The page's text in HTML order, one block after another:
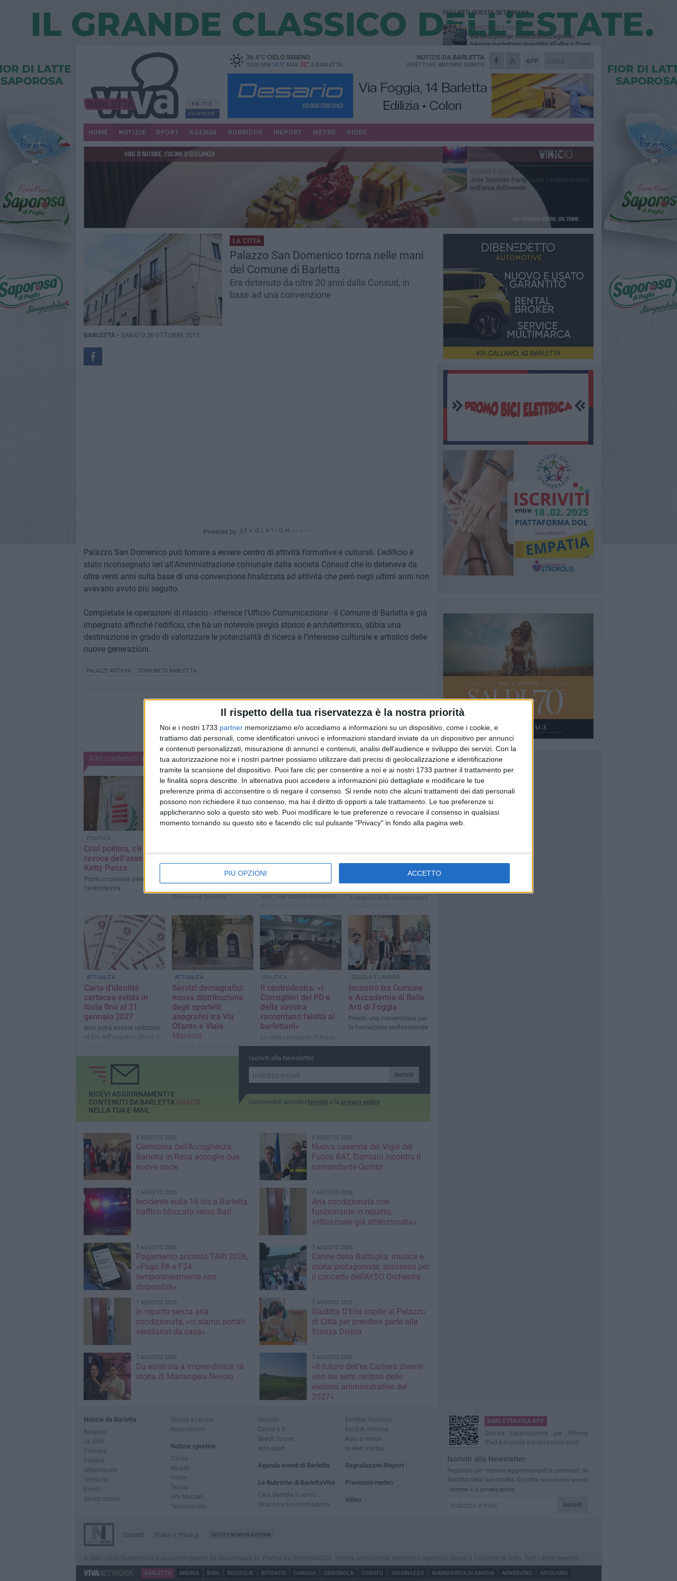
Il rispetto della tua riservatezza è la nostra priorità
Noi e i nostri 1733 partner memorizziamo e/o accediamo a informazioni su un dispositivo, come i cookie, e
trattiamo dati personali, come identificatori univoci e informazioni standard inviate da un dispositivo per annunci
e contenuti personalizzati, misurazione di annunci e contenuti, analisi dell'audience e sviluppo dei servizi. Con la
tua autorizzazione noi e i nostri partner possiamo utilizzare dati precisi di geolocalizzazione e identificazione
tramite la scansione del dispositivo. Puoi fare clic per consentire a noi e ai nostri 1733 partner il trattamento per
le finalità sopra descritte. In alternativa puoi accedere a informazioni più dettagliate e modificare le tue
preferenze prima di acconsentire o di negare il consenso. Si rende noto che alcuni trattamenti dei dati personali
possono non richiedere il tuo consenso, ma hai il diritto di opporti a tale trattamento. Le tue preferenze si
applicheranno solo a questo sito web. Puoi modificare le tue preferenze o revocare il consenso in qualsiasi
momento tornando su questo sito e facendo clic sul pulsante "Privacy" in fondo alla pagina web.
PIÙ OPZIONI ACCETTO
68.713
FANPAGE
36.5°CCIELO SERENO
OGGI MIN 24.5° MAX 32° A BARLETTA
APP
NOTIZIE DA BARLETTA
DIRETTORE ANTONIO QUINTO
HOME NOTIZIE SPORT AGENDA RUBRICHE IREPORT METEO VIDEO
LA CITTÀ
Palazzo San Domenico torna nelle mani
del Comune di Barletta
Era detenuto da oltre 20 anni dalla Consud, in
base ad una convenzione
BARLETTA - SABATO 26 OTTOBRE 2013
Powered by
Palazzo San Domenico può tornare a essere centro di attività formative e culturali. L'edificio è
stato riconsegnato ieri all'Amministrazione comunale dalla società Consud che lo deteneva da
oltre venti anni sulla base di una convenzione finalizzata ad attività che però negli ultimi anni non
avevano avuto più seguito.
Completate le operazioni di rilascio - riferisce l'Ufficio Comunicazione - il Comune di Barletta è già
impegnato affinché l'edificio, che ha un notevole pregio storico e architettonico, abbia una
destinazione in grado di valorizzare le potenzialità di ricerca e l'interesse culturale e artistico delle
nuove generazioni.
PALAZZI ANTICHI COMUNE DI BARLETTA
Altri contenuti a tema
POLITICA
Crisi politica, c’è la
revoca dell’assessore
Ketty Panza
Primo scossone interno al
centrodestra
Comune di Barletta
Il servizio è ora rivolto ai
anni, con attività educative,
socializzazione
esecuzione delle
prestazioni
A seguito delle osservazioni
cittadini, il Comune ha
richiesto al Comitato
organizzatore di intervenire
sulle criticità emerse
ATTUALITÀ
Carta d'identità
cartacea valida in
Italia fino al 31
gennaio 2027
Non potrà essere utilizzata
ai fini dell’espatrio oltre il 3
ATTUALITÀ
Servizi demografici:
nuova distribuzione
degli sportelli
anagrafici tra Via
Ofanto e Viale
Marconi
Invariati data e orario degli
appuntamenti già prenotati,
POLITICA
Il centrodestra: «I
Consiglieri del PD e
della sinistra
raccontano falsità ai
barlettani»
La nota congiunta di Forza
Italia, Fratelli d'Italia, Lega,
Noi Moderati, Cannito
SCUOLA E LAVORO
Incontro tra Comune
e Accademia di Belle
Arti di Foggia
Presto una convenzione per
la formazione professionale
Iscriviti alla Newsletter
Iscriviti
Iscrivendoti accetti i termini e la privacy policy
RICEVI AGGIORNAMENTI E
CONTENUTI DA BARLETTA GRATIS
NELLA TUA E-MAIL
8 AGOSTO 2026
Cerimonia dell'Accoglienza,
Barletta in Rosa accoglie due
nuove socie
8 AGOSTO 2026
Nuova caserma dei Vigili del
Fuoco BAT, Damiani incontra il
comandante Quinto
7 AGOSTO 2026
Incidente sulla 16 bis a Barletta,
traffico bloccato verso Bari
7 AGOSTO 2026
Aria condizionata non
funzionante in reparto,
«situazione già attenzionata»
7 AGOSTO 2026
Pagamento acconto TARI 2026,
«Pago PA e F24
temporaneamente non
disponibili»
7 AGOSTO 2026
Canne della Battaglia, musica e
storia protagoniste: successo per
il concerto dell’AYSO Orchestra
7 AGOSTO 2026
In reparto senza aria
condizionata, «ci siamo portati
ventilatori da casa»
7 AGOSTO 2026
Giuditta D’Elia ospite al Palazzo
di Città per prendere parte alla
Stanza Divina
7 AGOSTO 2026
Da estetista a imprenditrice: la
storia di Mariangela Nevola
7 AGOSTO 2026
«Il futuro dell'ex Cartiera diventi
uno dei temi centrali delle
elezioni amministrative del
2027»
PIÙ LETTI QUESTA SETTIMANA
MERCOLEDÌ 5 AGOSTO
Barletta piange Gioacchino Dagnello:
64enne barlettano investito all'alba a Trani
GIOVEDÌ 6 AGOSTO
Il ricordo di "Cecco", il benzinaio col
sorriso: «Contava i giorni che lo
separavano dalla pensione»
MERCOLEDÌ 5 AGOSTO
Jova Summer Party, giovedì mattina
sopralluogo nell'area dell'evento
DOMENICA 2 AGOSTO
Beni confiscati alla mafia. Nasce il servizio
VENERDÌ 7 AGOSTO
Incidente sulla 16 bis a Barletta, traffico
GIOVEDÌ 6 AGOSTO
Jova Summer Party, nuovi campionamenti
nell'area dell'evento
Notizie da Barletta
Religioni
La città
Cronaca
Politica
Istituzionale
Territorio
Eventi
Servizi sociali
Scuola e Lavoro
Associazioni
Notizie sportive
Calcio
Basket
Volley
Tennis
Arti Marziali
Tennistavolo
Scacchi
Calcio a 5
Beach Soccer
Altri sport
Agenda eventi di Barletta
Le Rubriche di BarlettaViva
Cara Barletta ti scrivo
Sicur.a.l.a S.r.l Formazione
Barletta Giuridica
Bar.S.A. informa
Auto e motori
In Web Veritas
Segnalazioni iReport
Previsioni meteo
Video
BARLETTAVIVA APP
Scarica l'applicazione per iPhone,
iPad e Android e ricevi notizie push
Iscriviti alla Newsletter
Registrati per ricevere aggiornamenti e contenuti da
Barletta nella tua casella di posta
Iscrivendoti accetti
i termini e la privacy policy
Iscriviti
Contatti Policy e Privacy GOCITY NEWS PLATFORM
© 2001-2026 BarlettaViva è un portale gestito da InnovaNews srl. Partita iva 08059640725. Testata giornalistica telematica registrata presso il Tribunale di Trani. Tutti i diritti riservati.
BARLETTA ANDRIA BARI BISCEGLIE BITONTO CANOSA CERIGNOLA CORATO GIOVINAZZO MARGHERITA DI SAVOIA MINERVINO MODUGNO